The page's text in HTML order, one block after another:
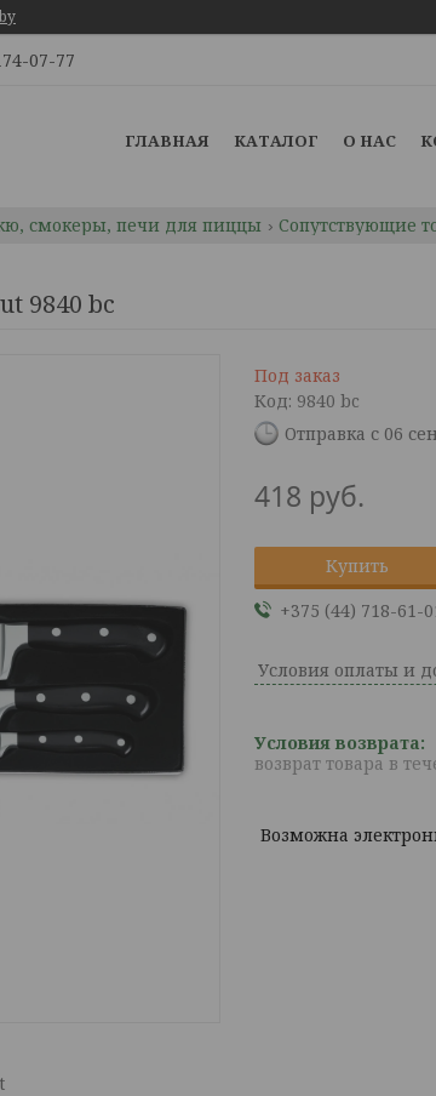
07-77
ГЛАВНАЯ КАТАЛОГ О НАС
смокеры, печи для пиццы Сопутствующие
9840 bc
Под заказ
Код: 9840 bc
Отправка с 06
418 руб.
Купить
+375 (44) 718-61-
Условия оплаты и
возврат товара в